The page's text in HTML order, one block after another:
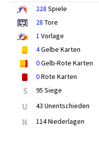
228 Spiele
28 Tore
1 Vorlage
4Gelbe Karten
0Gelb-Rote Karten
0Rote Karten
S 95 Siege
U 43 Unentschieden
N 114 Niederlagen